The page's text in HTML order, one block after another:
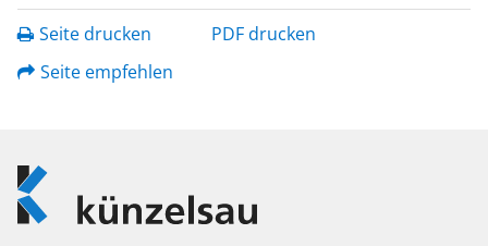
Seite drucken
PDF drucken
Seite empfehlen
Logo
Künzelsau